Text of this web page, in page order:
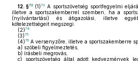
12. §72 (1)73A sportszövetség sportfegyelmi
illetve a sportszakemberrel szemben, ha a
(nyilvántartási) és átigazolási, illetve
kötelezettségeit megszegi.
(2)74
(3)75
(4)76 A versenyzőre, illetve a sportszakemberre
a) szóbeli figyelmeztetés,
b) írásbeli megrovás,
c) sportszövetség által adott kedvezmények